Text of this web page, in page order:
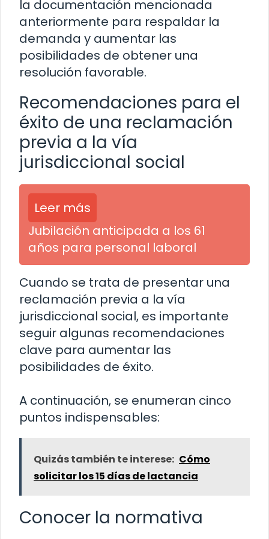
la documentación mencionada
anteriormente para respaldar la
demanda y aumentar las
posibilidades de obtener una
resolución favorable.
Recomendaciones para el
éxito de una reclamación
previa a la vía
jurisdiccional social
Leer más
Jubilación anticipada a los 61
años para personal laboral
Cuando se trata de presentar una
reclamación previa a la vía
jurisdiccional social, es importante
seguir algunas recomendaciones
clave para aumentar las
posibilidades de éxito.
A continuación, se enumeran cinco
puntos indispensables:
Quizás también te interese: Cómo
solicitar los 15 días de lactancia
Conocer la normativa